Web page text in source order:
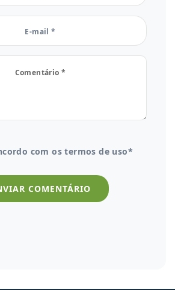
com ostermos de uso*